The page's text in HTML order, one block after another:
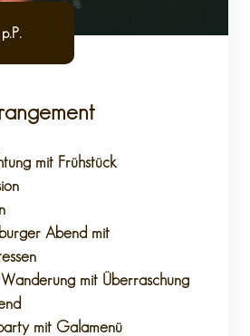
mit Frühstück
Abend mit
mit Überraschung
mit Galamenü